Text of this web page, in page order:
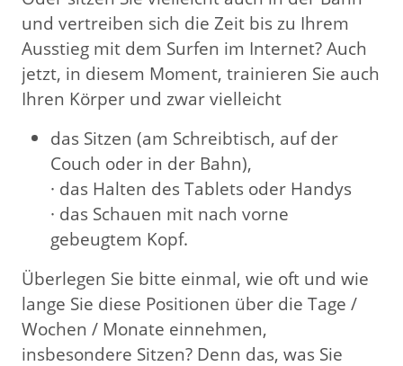
und vertreiben sich die Zeit bis zu Ihrem
Ausstieg mit dem Surfen im Internet? Auch
jetzt, in diesem Moment, trainieren Sie auch
Ihren Körper und zwar vielleicht
das Sitzen (am Schreibtisch, auf der
Couch oder in der Bahn),
· das Halten des Tablets oder Handys
· das Schauen mit nach vorne
gebeugtem Kopf.
Überlegen Sie bitte einmal, wie oft und wie
lange Sie diese Positionen über die Tage /
Wochen / Monate einnehmen,
insbesondere Sitzen? Denn das, was Sie